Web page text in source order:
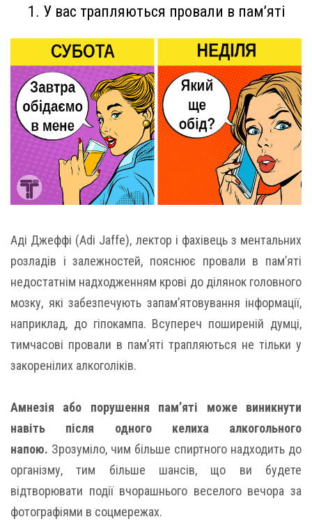
1. У вас трапляються провали в пам’яті
Аді Джеффі (Adi Jaffe), лектор і фахівець з ментальних
розладів і залежностей, пояснює провали в пам’яті
недостатнім надходженням крові до ділянок головного
мозку, які забезпечують запам’ятовування інформації,
наприклад, до гіпокампа. Всупереч поширеній думці,
тимчасові провали в пам’яті трапляються не тільки у
закоренілих алкоголіків.
Амнезія або порушення пам’яті може виникнути
навіть після одного келиха алкогольного
напою. Зрозуміло, чим більше спиртного надходить до
організму, тим більше шансів, що ви будете
відтворювати події вчорашнього веселого вечора за
фотографіями в соцмережах.